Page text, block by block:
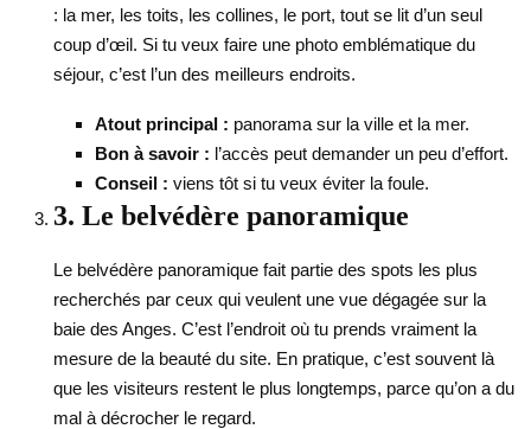
: la mer, les toits, les collines, le port, tout se lit d’un seul
coup d’œil. Si tu veux faire une photo emblématique du
séjour, c’est l’un des meilleurs endroits.
Atout principal : panorama sur la ville et la mer.
Bon à savoir : l’accès peut demander un peu d’effort.
Conseil : viens tôt si tu veux éviter la foule.
3. Le belvédère panoramique
Le belvédère panoramique fait partie des spots les plus
recherchés par ceux qui veulent une vue dégagée sur la
baie des Anges. C’est l’endroit où tu prends vraiment la
mesure de la beauté du site. En pratique, c’est souvent là
que les visiteurs restent le plus longtemps, parce qu’on a du
mal à décrocher le regard.